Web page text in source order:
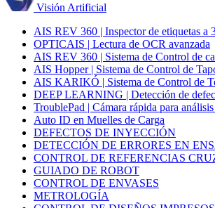
Visión Artificial
AIS REV 360 | Inspector de etiquetas a
OPTICAIS | Lectura de OCR avanzada
AIS REV 360 | Sistema de Control de
AIS Hopper | Sistema de Control de
AIS KARIKÓ | Sistema de Control de
DEEP LEARNING | Detección de
TroublePad | Cámara rápida para
Auto ID en Muelles de Carga
DEFECTOS DE INYECCIÓN
DETECCIÓN DE ERRORES EN
CONTROL DE REFERENCIAS
GUIADO DE ROBOT
CONTROL DE ENVASES
METROLOGÍA